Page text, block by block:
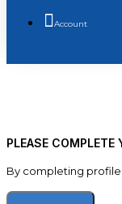
Account
PLEASE COMPLETE
By completing